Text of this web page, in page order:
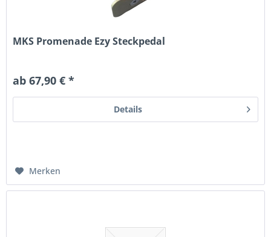
MKS Promenade Ezy Steckpedal
ab 67,90 € *
Details
Merken